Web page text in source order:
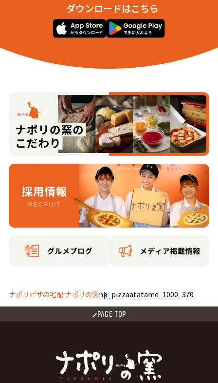
ダウンロードはこちら
ナポリピザの宅配 ナポリの窯np_pizzaatatame_1000_370
PAGE TOP